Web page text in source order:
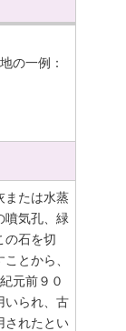
一例：
または水蒸
噴気孔、緑
の石を切
とから、
元前９０
いられ、古
されたとい